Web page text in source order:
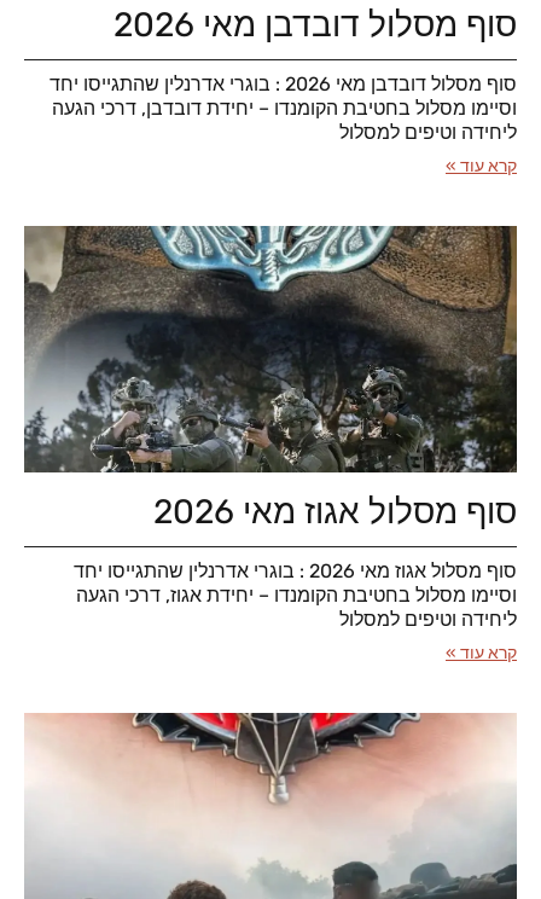
סוף מסלול דובדבן מאי 2026
סוף מסלול דובדבן מאי 2026 : בוגרי אדרנלין שהתגייסו יחד
וסיימו מסלול בחטיבת הקומנדו – יחידת דובדבן, דרכי הגעה
ליחידה וטיפים למסלול
קרא עוד »
סוף מסלול אגוז מאי 2026
סוף מסלול אגוז מאי 2026 : בוגרי אדרנלין שהתגייסו יחד
וסיימו מסלול בחטיבת הקומנדו – יחידת אגוז, דרכי הגעה
ליחידה וטיפים למסלול
קרא עוד »